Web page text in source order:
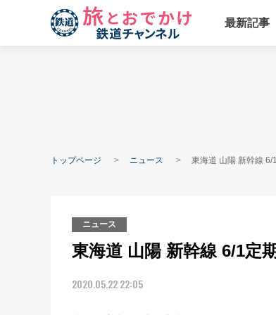
最新記事
トップページ ニュース 東海道 山陽 新幹線 6/
ニュース
東海道 山陽 新幹線 6/1定
2020.05.22 22:05